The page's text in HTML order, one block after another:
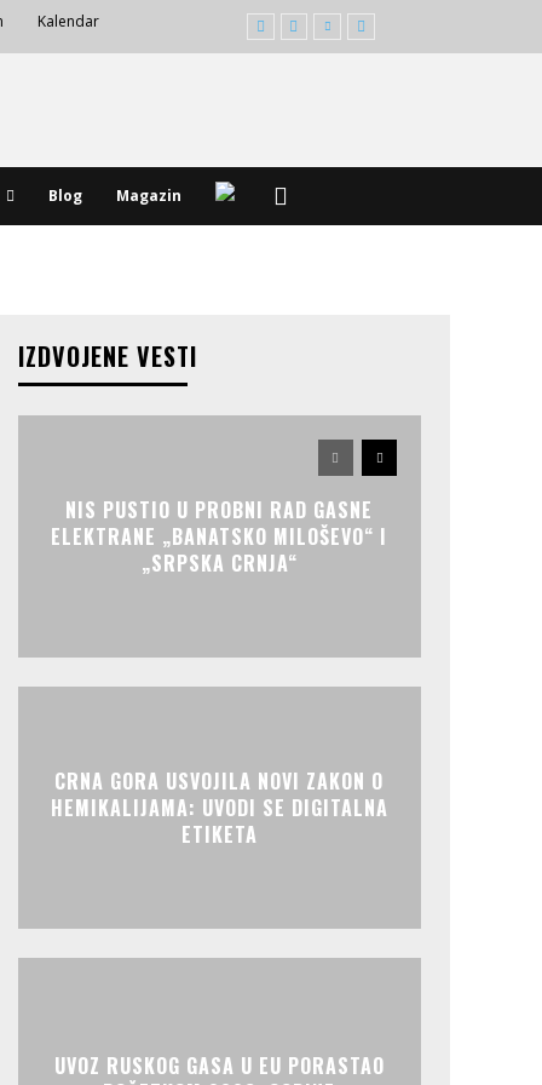
Kalendar
Blog Magazin
IZDVOJENE VESTI
NIS PUSTIO U PROBNI RAD GASNE
ELEKTRANE „BANATSKO MILOŠEVO“ I
„SRPSKA CRNJA“
CRNA GORA USVOJILA NOVI ZAKON O
HEMIKALIJAMA: UVODI SE DIGITALNA
ETIKETA
UVOZ RUSKOG GASA U EU PORASTAO